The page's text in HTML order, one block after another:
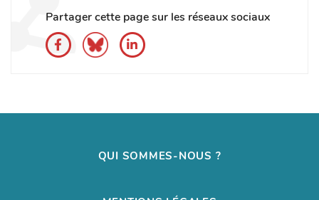
Partager cette page sur les réseaux sociaux
QUI SOMMES-NOUS ?